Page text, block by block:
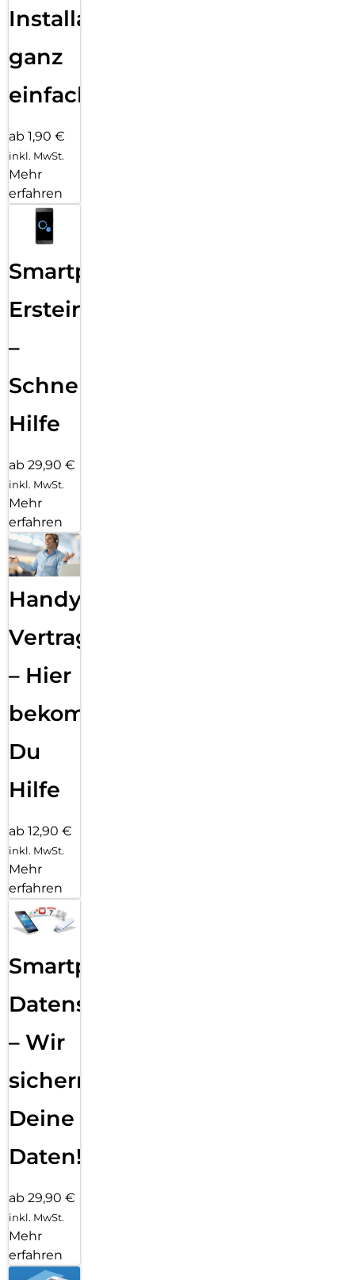
Installation
ganz
einfach
ab 1,90 €
inkl. MwSt.
Mehr
erfahren
Smartphone
Ersteinrichtung
–
Schnelle
Hilfe
ab 29,90 €
inkl. MwSt.
Mehr
erfahren
Handy
Vertragsabwicklung
– Hier
bekommst
Du
Hilfe
ab 12,90 €
inkl. MwSt.
Mehr
erfahren
Smartphone
Datensicherung
– Wir
sichern
Deine
Daten!
ab 29,90 €
inkl. MwSt.
Mehr
erfahren